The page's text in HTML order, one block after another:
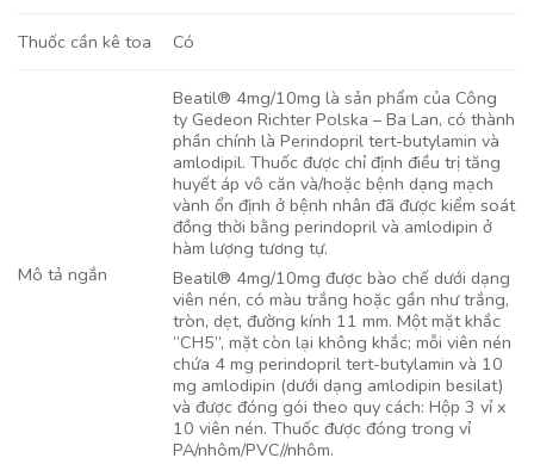
Thuốc cần kê toa Có
Mô tả ngắn
Beatil® 4mg/10mg là sản phẩm của Công
ty Gedeon Richter Polska – Ba Lan, có thành
phần chính là Perindopril tert-butylamin và
amlodipil. Thuốc được chỉ định điều trị tăng
huyết áp vô căn và/hoặc bệnh dạng mạch
vành ổn định ở bệnh nhân đã được kiểm soát
đồng thời bằng perindopril và amlodipin ở
hàm lượng tương tự.
Beatil® 4mg/10mg được bào chế dưới dạng
viên nén, có màu trắng hoặc gần như trắng,
tròn, dẹt, đường kính 11 mm. Một mặt khắc
“CH5”, mặt còn lại không khắc; mỗi viên nén
chứa 4 mg perindopril tert-butylamin và 10
mg amlodipin (dưới dạng amlodipin besilat)
và được đóng gói theo quy cách: Hộp 3 vỉ x
10 viên nén. Thuốc được đóng trong vỉ
PA/nhôm/PVC//nhôm.